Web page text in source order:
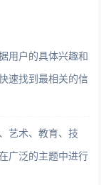
用户的具体兴趣和
速找到最相关的信
艺术、教育、技
广泛的主题中进行